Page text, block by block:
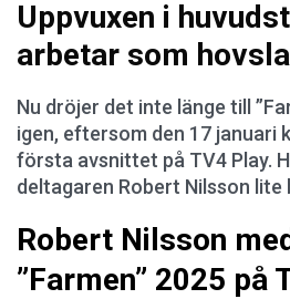
Uppvuxen i
arbetar som
Nu dröjer det inte länge till
igen, eftersom den 17 januari
första avsnittet på TV4 Play.
deltagaren Robert Nilsson lite
Robert Nilsson
”Farmen” 2025 på